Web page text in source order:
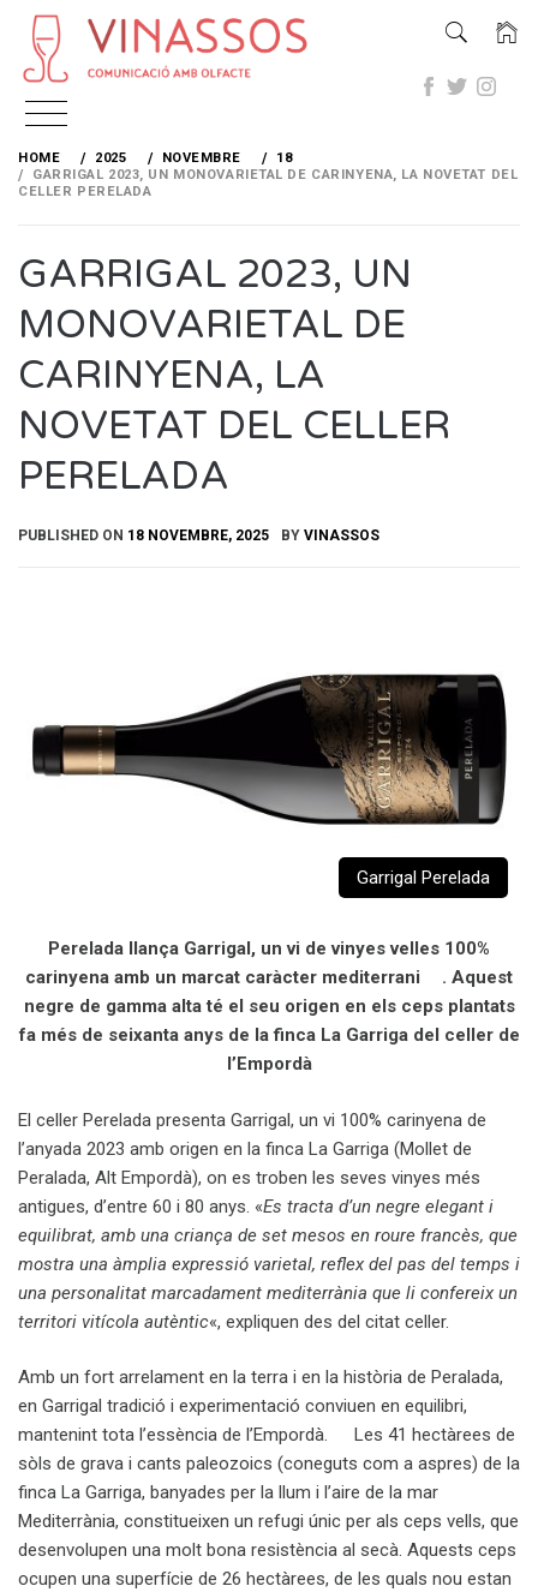
Skip
content
HOME 2025 NOVEMBRE
18
GARRIGAL 2023, UN MONOVARIETAL DE CARINYENA, LA NOVETAT DEL
CELLER PERELADA
GARRIGAL 2023, UN
MONOVARIETAL DE
CARINYENA, LA
NOVETAT DEL CELLER
PERELADA
PUBLISHED ON 18 NOVEMBRE, 2025 BY VINASSOS
Garrigal Perelada
Perelada llança Garrigal, un vi de vinyes velles 100%
carinyena amb un marcat caràcter mediterrani . Aquest
negre de gamma alta té el seu origen en els ceps plantats
fa més de seixanta anys de la finca La Garriga del celler de
l’Empordà
El celler Perelada presenta Garrigal, un vi 100% carinyena de
l’anyada 2023 amb origen en la finca La Garriga (Mollet de
Peralada, Alt Empordà), on es troben les seves vinyes més
antigues, d’entre 60 i 80 anys. «Es tracta d’un negre elegant i
equilibrat, amb una criança de set mesos en roure francès, que
mostra una àmplia expressió varietal, reflex del pas del temps i
una personalitat marcadament mediterrània que li confereix un
territori vitícola autèntic«, expliquen des del citat celler.
Amb un fort arrelament en la terra i en la història de Peralada,
en Garrigal tradició i experimentació conviuen en equilibri,
mantenint tota l’essència de l’Empordà. Les 41 hectàrees de
sòls de grava i cants paleozoics (coneguts com a aspres) de la
finca La Garriga, banyades per la llum i l’aire de la mar
Mediterrània, constitueixen un refugi únic per als ceps vells, que
desenvolupen una molt bona resistència al secà. Aquests ceps
ocupen una superfície de 26 hectàrees, de les quals nou estan